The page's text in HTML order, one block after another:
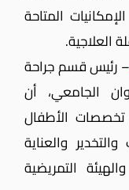
المتاحة
العلاجية.
– رئيس قسم جراحة
الجامعي، أن
الأطفال
والعناية
التمريضية